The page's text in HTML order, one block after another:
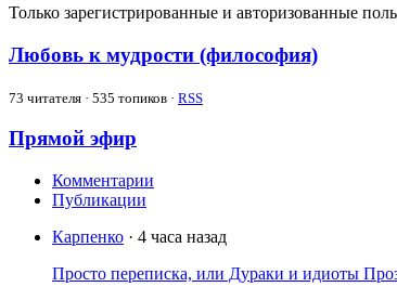
Только зарегистрированные и авторизованные
Любовь к мудрости (философия)
73 читателя · 535 топиков · RSS
Прямой эфир
Комментарии
Публикации
Карпенко · 4 часа назад
Просто переписка, или Дураки и идиоты